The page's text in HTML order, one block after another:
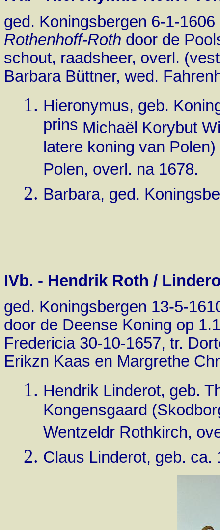
ged. Koningsbergen 6-1-
Rothenhoff-Roth door de
schout, raadsheer, overl.
Barbara Büttner, wed.
Hieronymus, geb.
prins Michaël Korybut
latere koning van Polen)
Polen, overl. na 1678.
Barbara, ged.
IVb. - Hendrik Roth /
ged. Koningsbergen 13-5-
door de Deense Koning op
Fredericia 30-10-1657, tr.
Erikzn Kaas en Margrethe
Hendrik Linderot, geb.
Kongensgaard
Wentzeldr Rothkirch,
Claus Linderot, geb. ca.